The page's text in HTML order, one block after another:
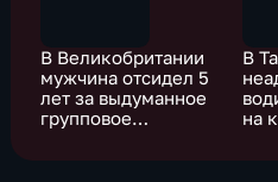
В Великобритании
мужчина отсидел 5
лет за выдуманное
групповое
В
на